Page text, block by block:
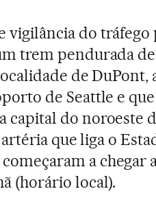
vigilância do tráfego
trem pendurada
de DuPont,
de Seattle e
capital do noroeste
que liga o
a chegar
(horário local).